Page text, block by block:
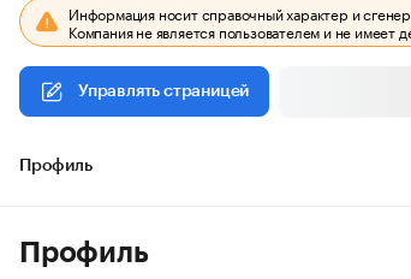
Информация носит справочный характер и
Компания не является пользователем и не
Управлять страницей
Профиль
Профиль